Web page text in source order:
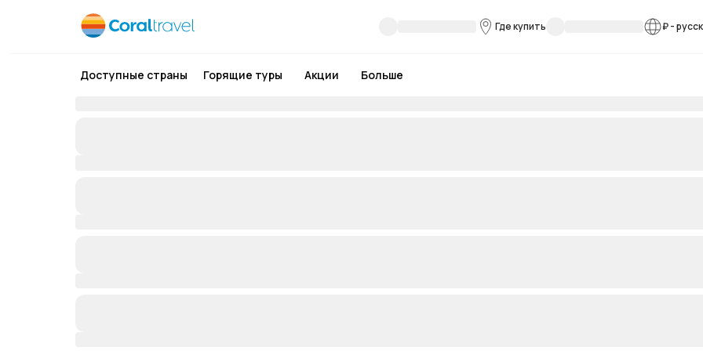
Где купить ₽-
Доступные страны Горящие туры Акции Больше